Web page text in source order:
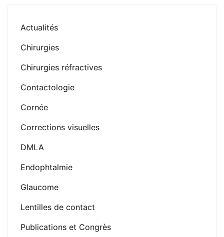
Actualités
Chirurgies
Chirurgies réfractives
Contactologie
Cornée
Corrections visuelles
DMLA
Endophtalmie
Glaucome
Lentilles de contact
Publications et Congrès